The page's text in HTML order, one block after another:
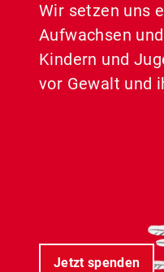
Wir setzen uns
Aufwachsen
Kindern und
vor Gewalt und
Jetzt spenden